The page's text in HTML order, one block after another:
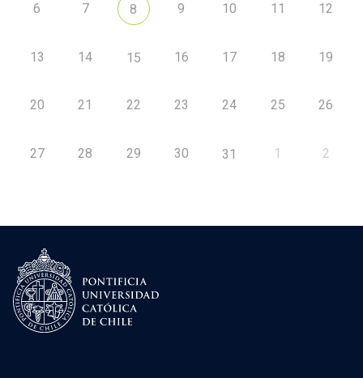
6 7 8 9 10 11 12
13 14 15 16 17 18 19
20 21 22 23 24 25 26
27 28 29 30 31 1 2